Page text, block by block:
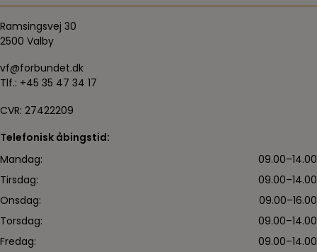
Ramsingsvej 30
2500 Valby
vf@forbundet.dk
Tlf.: +45 35 47 34 17
CVR: 27422209
Telefonisk åbingstid:
Mandag:
09.00–14.00
Tirsdag:
09.00–14.00
Onsdag:
09.00–16.00
Torsdag:
09.00–14.00
Fredag:
09.00–14.00